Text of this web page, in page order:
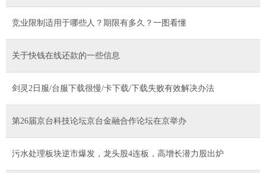
竞业限制适用于哪些人？期限有多久？一图看懂
关于快钱在线还款的一些信息
剑灵2日服/台服下载很慢/卡下载/下载失败有效解决办法
第26届京台科技论坛京台金融合作论坛在京举办
污水处理板块逆市爆发，龙头股4连板，高增长潜力股出炉